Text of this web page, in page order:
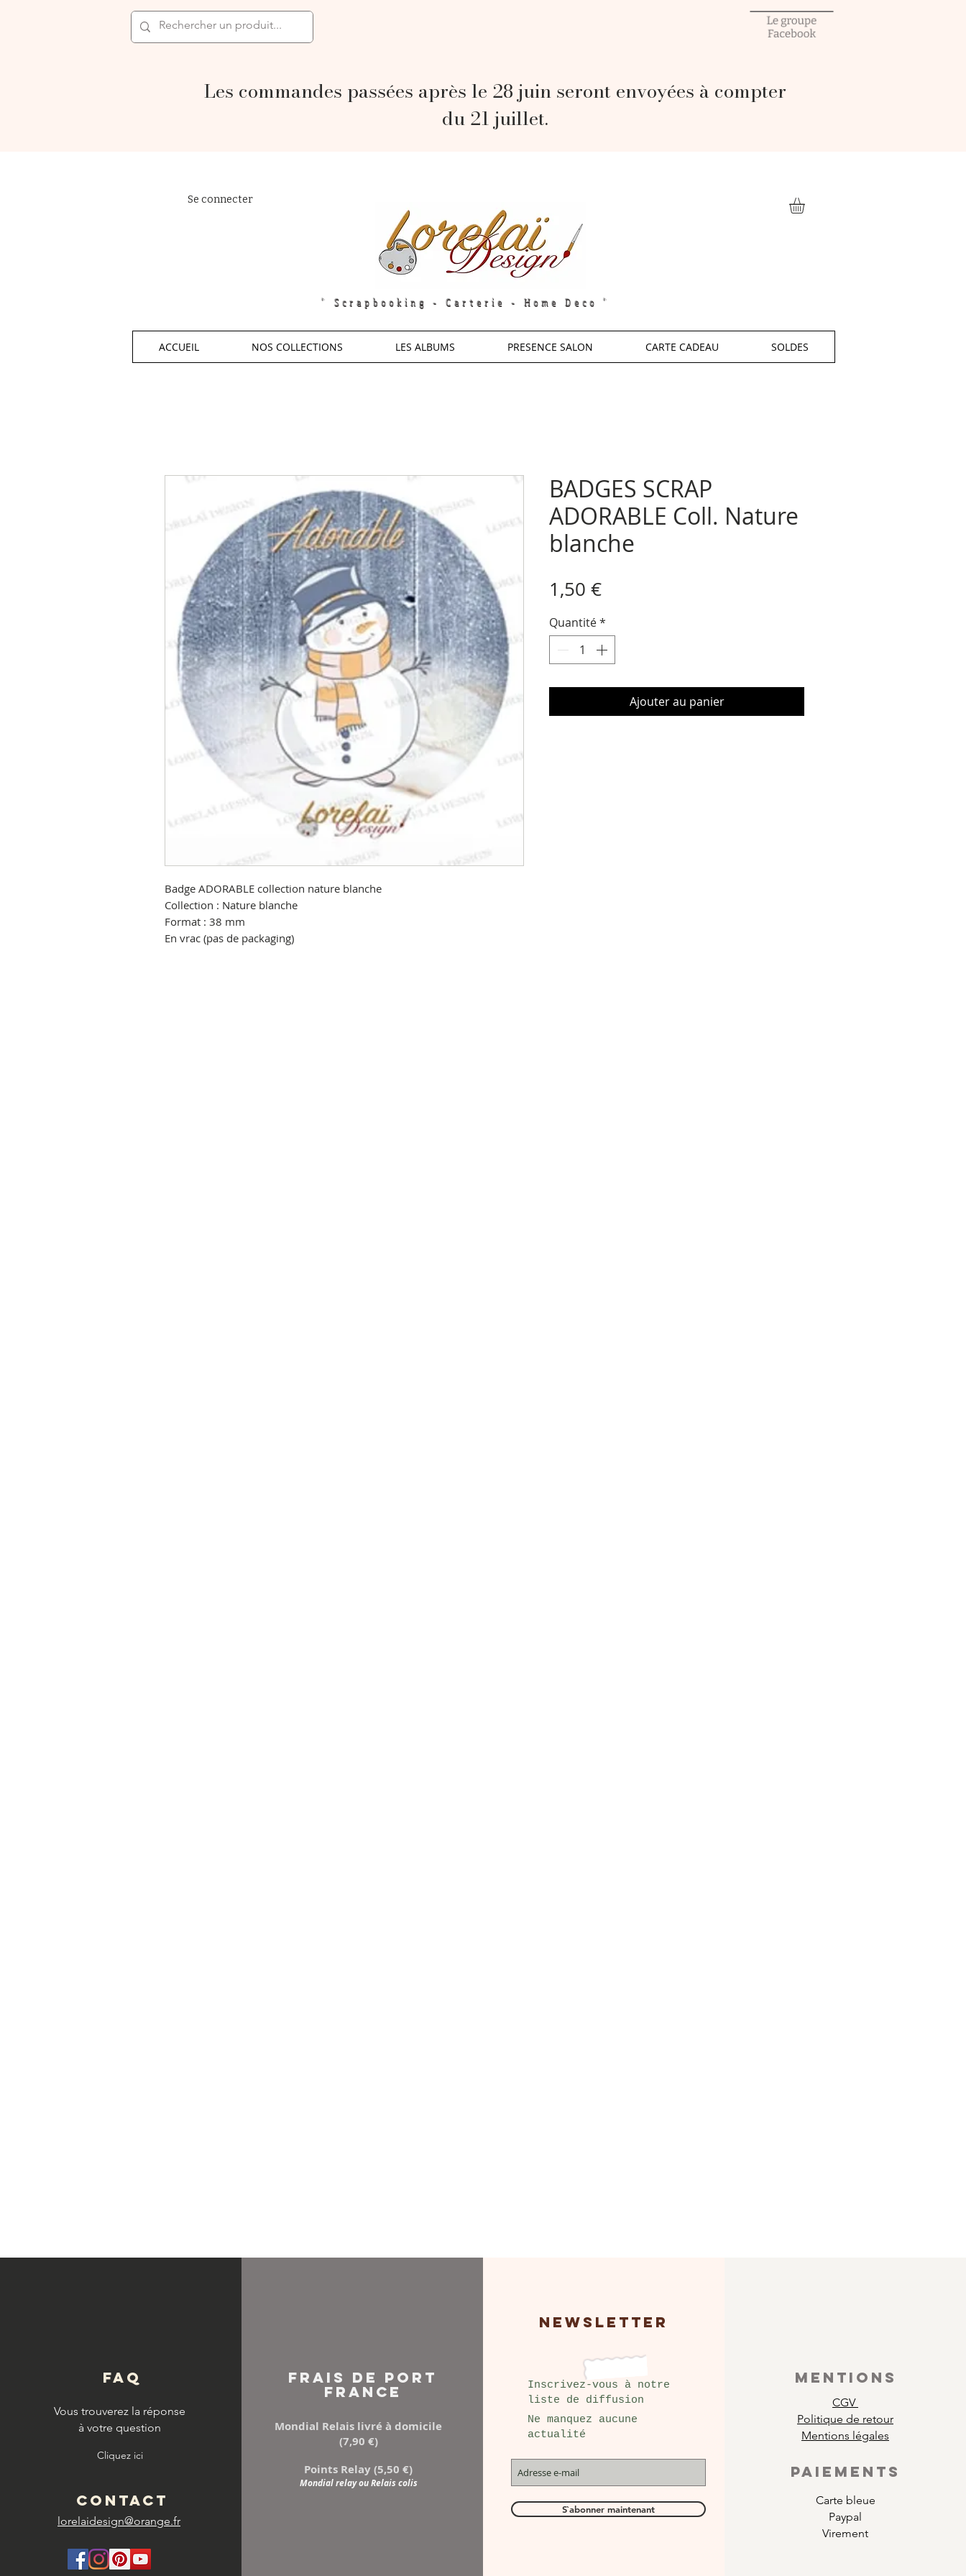
Les commandes passées après le 28 juin seront envoyées à compter
du 21 juillet.
Se connecter
" Scrapbooking - Carterie - Home Deco "
Badge ADORABLE collection nature blanche
Collection : Nature blanche
Format : 38 mm
En vrac (pas de packaging)
BADGES SCRAP
ADORABLE Coll. Nature
blanche
1,50 €Prix
Quantité*
Ajouter au panier
ACCUEIL NOS COLLECTIONS LES ALBUMS PRESENCE SALON CARTE CADEAU SOLDES
FAQ
Vous trouverez la réponse
à votre question
Cliquez ici
CONTACT
lorelaidesign@orange.fr
FRAIS DE PORT
FRANCE
Mondial Relais livré à domicile
(7,90 €)
Points Relay (5,50 €)
Mondial relay ou Relais colis
NEWSLETTER
Inscrivez-vous à notre
liste de diffusion
Ne manquez aucune
actualité
S`abonner maintenant
MENTIONS
CGV
Politique de retour
Mentions légales
PAIEMENTS
Carte bleue
Paypal
Virement